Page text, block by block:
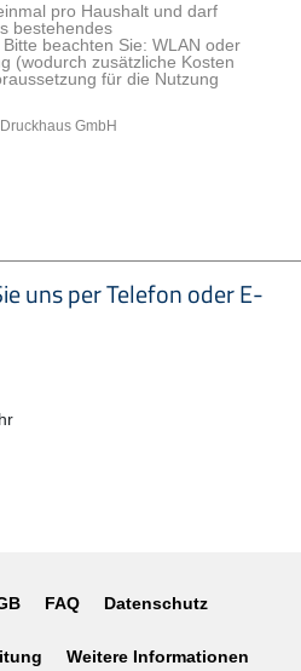
pro Haushalt und darf
bestehendes
beachten Sie: WLAN oder
(wodurch zusätzliche Kosten
für die Nutzung
GmbH
uns per Telefon oder E-
FAQ Datenschutz
Weitere Informationen